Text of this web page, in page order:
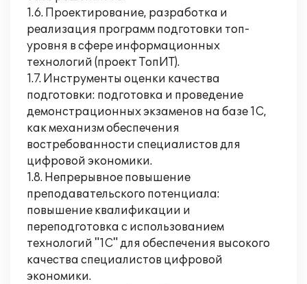
1.6. Проектирование, разработка и
реализация программ подготовки топ-
уровня в сфере информационных
технологий (проект ТопИТ).
1.7. Инструменты оценки качества
подготовки: подготовка и проведение
демонстрационных экзаменов на базе 1С,
как механизм обеспечения
востребованности специалистов для
цифровой экономики.
1.8. Непрерывное повышение
преподавательского потенциала:
повышение квалификации и
переподготовка с использованием
технологий "1С" для обеспечения высокого
качества специалистов цифровой
экономики.